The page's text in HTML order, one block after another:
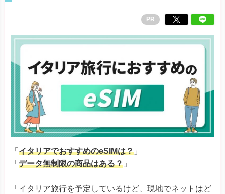
PR
「 イタリアでおすすめのeSIMは？ 」
「 データ無制限の商品はある？ 」
「イタリア旅行を予定しているけど、現地でネットはど